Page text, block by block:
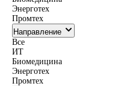
Энерготех
Промтех
Направление
Все
ИТ
Биомедицина
Энерготех
Промтех